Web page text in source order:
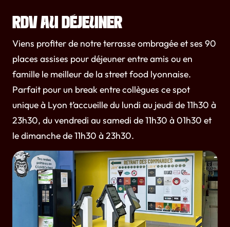
RDV AU DÉJEUNER
Viens profiter de notre terrasse ombragée et ses 90
places assises pour déjeuner entre amis ou en
famille le meilleur de la street food lyonnaise.
Parfait pour un break entre collègues ce spot
unique à Lyon t’accueille du lundi au jeudi de 11h30 à
23h30, du vendredi au samedi de 11h30 à 01h30 et
le dimanche de 11h30 à 23h30.